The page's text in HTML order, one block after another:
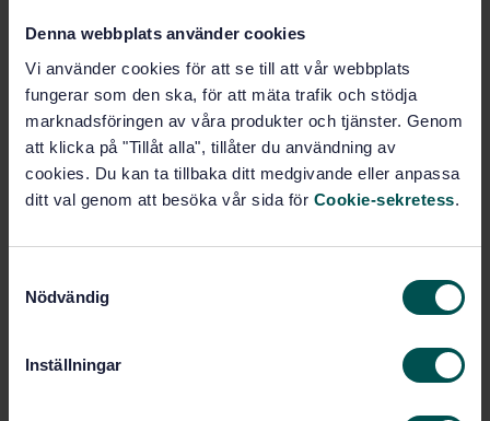
Denna webbplats använder cookies
Vi använder cookies för att se till att vår webbplats
fungerar som den ska, för att mäta trafik och stödja
marknadsföringen av våra produkter och tjänster. Genom
att klicka på "Tillåt alla", tillåter du användning av
cookies. Du kan ta tillbaka ditt medgivande eller anpassa
ditt val genom att besöka vår sida för Cookie-sekretess.
Nödvändig
Inställningar
Språk: Engelska Svenska Franska
Framtagen av:Svenska institutet för
standarder
Internationell titel:Pliers and nippers -
Nomenclature
Artikelnummer:STD-9476
Antal sidor:
Ersätts av: